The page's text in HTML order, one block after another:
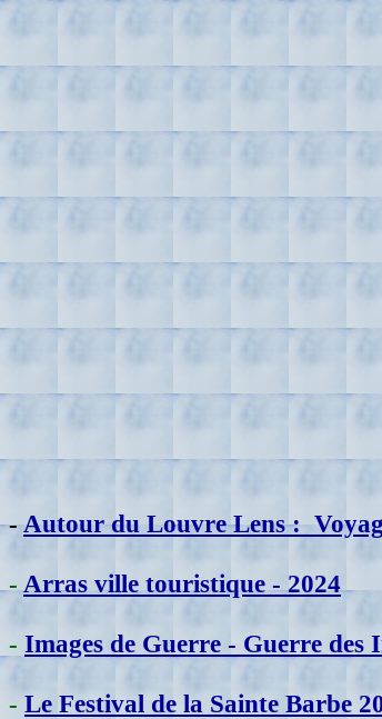
-Autour du Louvre Lens :
-Arras ville touristique - 2024
- Images de Guerre - Guerre des
- Le Festival de la Sainte Barbe